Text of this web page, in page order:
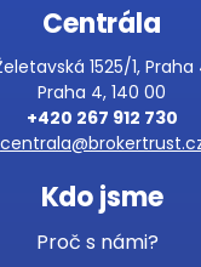
Centrála
1525/1, Praha
Praha 4, 140 00
+420 267 912 730
Kdo jsme
Proč s námi?